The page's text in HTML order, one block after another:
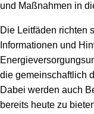
und Maßnahmen in
Die Leitfäden richten
Informationen und
die gemeinschaftlich
Dabei werden auch
bereits heute zu